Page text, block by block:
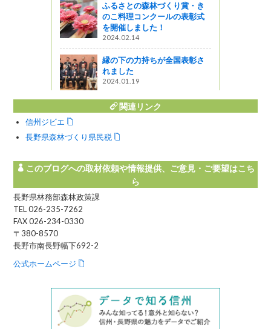
ふるさとの森林づくり賞・き
のこ料理コンクールの表彰式
を開催しました！
2024.02.14
縁の下の力持ちが全国表彰さ
れました
2024.01.19
関連リンク
信州ジビエ
長野県森林づくり県民税
このブログへの取材依頼や情報提供、ご意見・ご要望はこち
ら
長野県林務部森林政策課
TEL 026-235-7262
FAX 026-234-0330
〒380-8570
長野市南長野幅下692-2
公式ホームページ